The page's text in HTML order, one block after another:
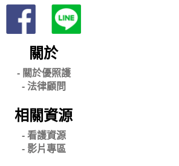
關於
- 關於優照護
- 法律顧問
相關資源
- 看護資源
- 影片專區